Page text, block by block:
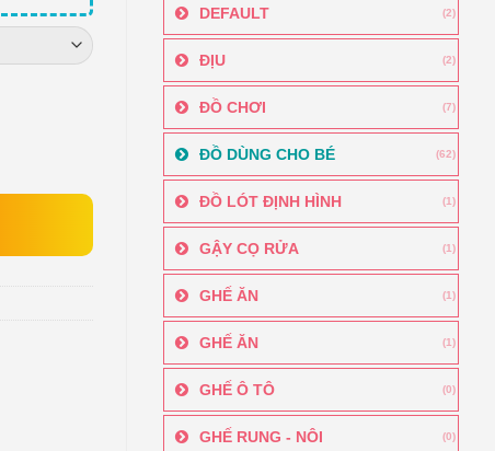
DEFAULT (2)
ĐỊU (2)
ĐỒ CHƠI (7)
ĐỒ DÙNG CHO BÉ (62)
ĐỒ LÓT ĐỊNH HÌNH (1)
GẬY CỌ RỬA (1)
GHẾ ĂN (1)
GHẾ ĂN (1)
GHẾ Ô TÔ (0)
GHẾ RUNG - NÔI (0)